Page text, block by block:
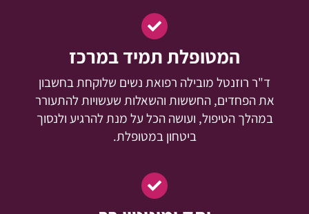
המטופלת תמיד במרכז
ד"ר רוזנטל מובילה רפואת נשים שלוקחת בחשבון
את הפחדים, החששות והשאלות שעשויות להתעורר
במהלך הטיפול, ועושה הכל על מנת להרגיע ולנסוך
ביטחון במטופלת.